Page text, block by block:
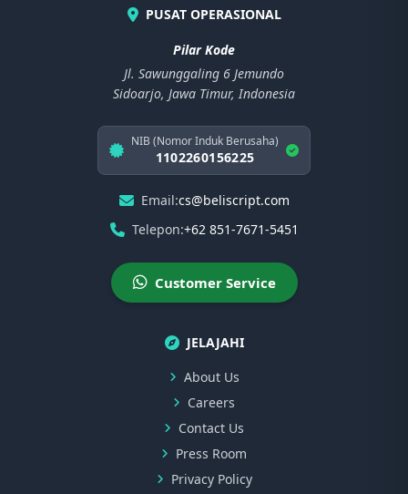
PUSAT OPERASIONAL
Pilar Kode
Jl. Sawunggaling 6 Jemundo
Sidoarjo, Jawa Timur, Indonesia
NIB (Nomor Induk Berusaha)
1102260156225
Email:cs@beliscript.com
Telepon:+62 851-7671-5451
Customer Service
JELAJAHI
About Us
Careers
Contact Us
Press Room
Privacy Policy